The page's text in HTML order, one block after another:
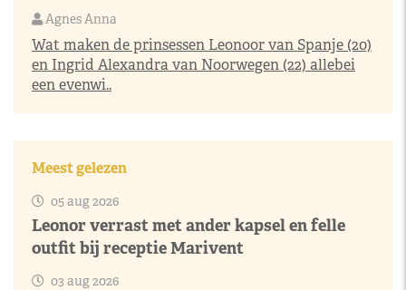
Agnes Anna
Wat maken de prinsessen Leonoor van Spanje (20)
en Ingrid Alexandra van Noorwegen (22) allebei
een evenwi..
Meest gelezen
05 aug 2026
Leonor verrast met ander kapsel en felle
outfit bij receptie Marivent
03 aug 2026